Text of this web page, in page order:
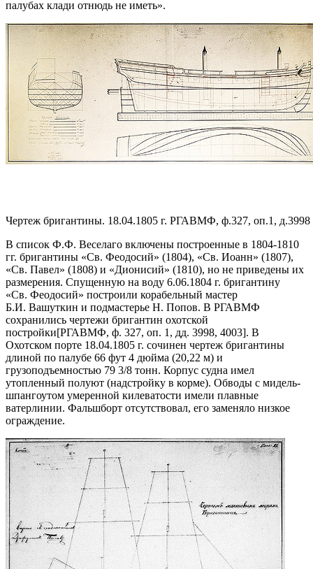
палубах клади отнюдь не иметь».
Чертеж бригантины. 18.04.1805 г. РГАВМФ, ф.327, оп.1, д.3998
В список Ф.Ф. Веселаго включены построенные в 1804-1810
гг. бригантины «Св. Феодосий» (1804), «Св. Иоанн» (1807),
«Св. Павел» (1808) и «Дионисий» (1810), но не приведены их
размерения. Спущенную на воду 6.06.1804 г. бригантину
«Св. Феодосий» построили корабельный мастер
Б.И. Вашуткин и подмастерье Н. Попов. В РГАВМФ
сохранились чертежи бригантин охотской
постройки[РГАВМФ, ф. 327, оп. 1, дд. 3998, 4003]. В
Охотском порте 18.04.1805 г. сочинен чертеж бригантины
длиной по палубе 66 фут 4 дюйма (20,22 м) и
грузоподъемностью 79 3/8 тонн. Корпус судна имел
утопленный полуют (надстройку в корме). Обводы с мидель-
шпангоутом умеренной килеватости имели плавные
ватерлинии. Фальшборт отсутствовал, его заменяло низкое
ограждение.